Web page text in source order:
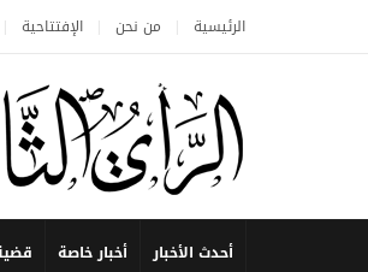
الرئيسية من نحن الإفتتاحية
أحدث الأخبار أخبار خاصة